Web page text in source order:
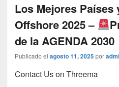
Los Mejores Países
Offshore 2025 –
de la AGENDA 2030
Publicado el agosto 11, 2025por
Contact Us on Threema